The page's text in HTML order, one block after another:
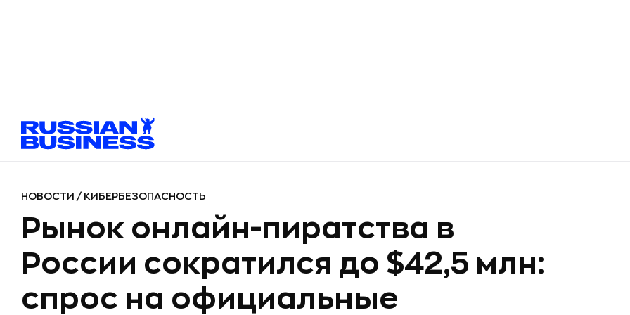
НОВОСТИ / КИБЕРБЕЗОПАСНОСТЬ
Рынок онлайн-пиратства в
России сократился до $42,5 млн:
спрос на официальные